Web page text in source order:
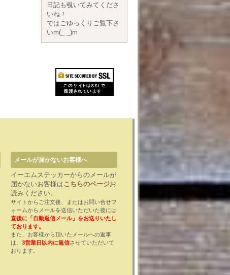
日記も覗いてみてくださ
いね！
ではごゆっくりご覧下さ
いm(_ _)m
メールが届かないお客様へ
イーエムステッカーからのメールが
届かないお客様はこちらのページお
読みください。
サイトからご注文後、またはお問い合せフ
ォームからメールを送信いただいた後には
直後に「自動返信メール」をお送りいたし
ております。
また、お客様から頂いたメールへの返事
は、 3営業日以内に返信させていただいて
おります。